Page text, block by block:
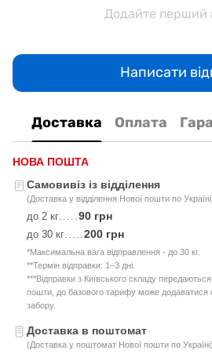
Додайте перший
Написати
Доставка Оплата
НОВА ПОШТА
Самовивіз із відділення
(Доставка у відділення Нової пошти по
до 2 кг 90 грн
до 30 кг 200 грн
*Максимальна вага відправлення - до 30 кг.
**Термін відправки: 1–3 дні.
***Відправки з Київського складу
пошти, до базового тарифу може додаватися
забору.
Доставка в поштомат
(Доставка у поштомат Нової пошти по Україні)